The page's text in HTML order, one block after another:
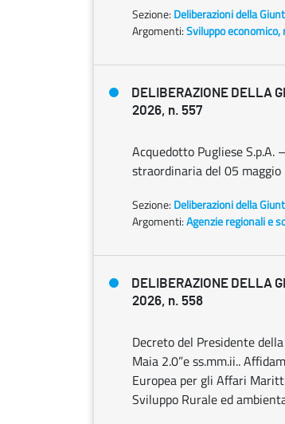
Sezione: Deliberazioni della
Argomenti:Sviluppo
DELIBERAZIONE DELLA
2026, n. 557
Acquedotto Pugliese S.p.A.
straordinaria del 05
Sezione: Deliberazioni della
Argomenti:Agenzie regionali e
DELIBERAZIONE DELLA
2026, n. 558
Decreto del Presidente
Maia 2.0”e ss.mm.ii..
Europea per gli Affari
Sviluppo Rurale ed